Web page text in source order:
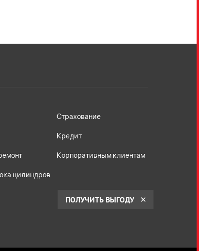
цилиндров
Страхование
Кредит
Корпоративным клиентам
ПОЛУЧИТЬ ВЫГОДУ